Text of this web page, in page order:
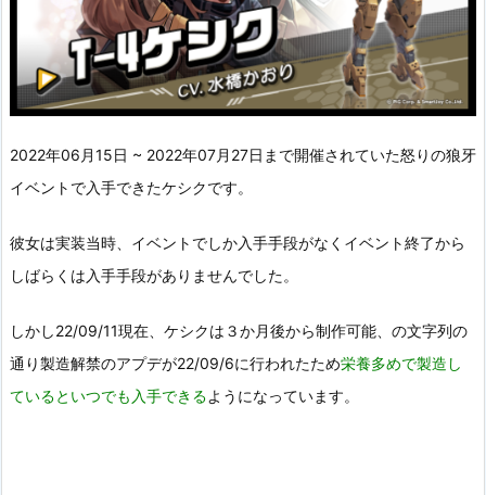
2022年06月15日 ~ 2022年07月27日まで開催されていた怒りの狼牙
イベントで入手できたケシクです。
彼女は実装当時、イベントでしか入手手段がなくイベント終了から
しばらくは入手手段がありませんでした。
しかし22/09/11現在、ケシクは３か月後から制作可能、の文字列の
通り製造解禁のアプデが22/09/6に行われたため栄養多めで製造し
ているといつでも入手できるようになっています。